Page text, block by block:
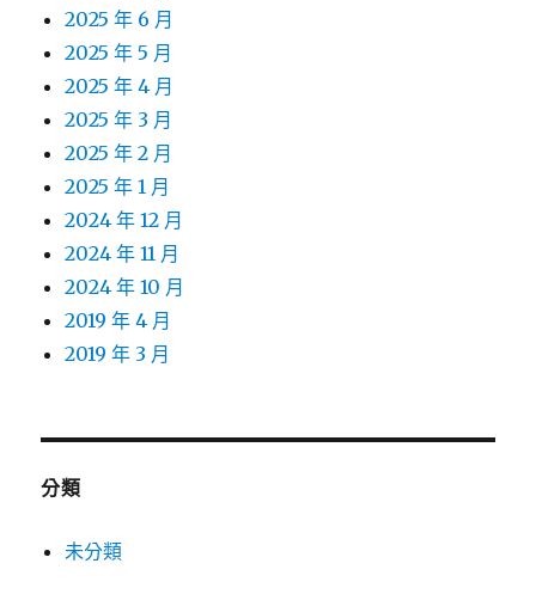
2025 年 6 月
2025 年 5 月
2025 年 4 月
2025 年 3 月
2025 年 2 月
2025 年 1 月
2024 年 12 月
2024 年 11 月
2024 年 10 月
2019 年 4 月
2019 年 3 月
分類
未分類